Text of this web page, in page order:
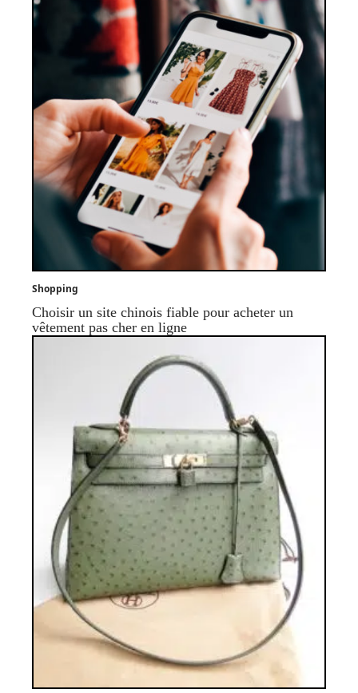
Shopping
Choisir un site chinois fiable pour acheter un
vêtement pas cher en ligne